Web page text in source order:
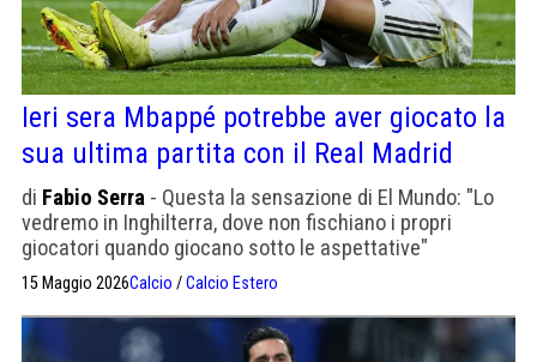
Ieri sera Mbappé potrebbe aver giocato la
sua ultima partita con il Real Madrid
di Fabio Serra - Questa la sensazione di El Mundo: "Lo
vedremo in Inghilterra, dove non fischiano i propri
giocatori quando giocano sotto le aspettative"
15 Maggio 2026Calcio /Calcio Estero